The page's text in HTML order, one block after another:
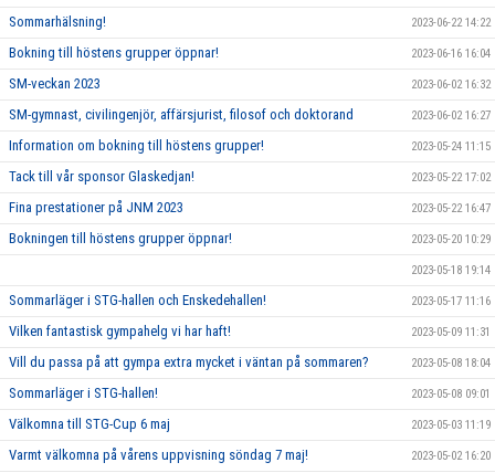
Sommarhälsning! 2023-06-22 14:22
Bokning till höstens grupper öppnar! 2023-06-16 16:04
SM-veckan 2023 2023-06-02 16:32
SM-gymnast, civilingenjör, affärsjurist, filosof och doktorand 2023-06-02 16:27
Information om bokning till höstens grupper! 2023-05-24 11:15
Tack till vår sponsor Glaskedjan! 2023-05-22 17:02
Fina prestationer på JNM 2023 2023-05-22 16:47
Bokningen till höstens grupper öppnar! 2023-05-20 10:29
2023-05-18 19:14
Sommarläger i STG-hallen och Enskedehallen! 2023-05-17 11:16
Vilken fantastisk gympahelg vi har haft! 2023-05-09 11:31
Vill du passa på att gympa extra mycket i väntan på sommaren? 2023-05-08 18:04
Sommarläger i STG-hallen! 2023-05-08 09:01
Välkomna till STG-Cup 6 maj 2023-05-03 11:19
Varmt välkomna på vårens uppvisning söndag 7 maj! 2023-05-02 16:20